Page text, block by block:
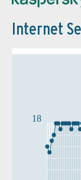
Internet
18